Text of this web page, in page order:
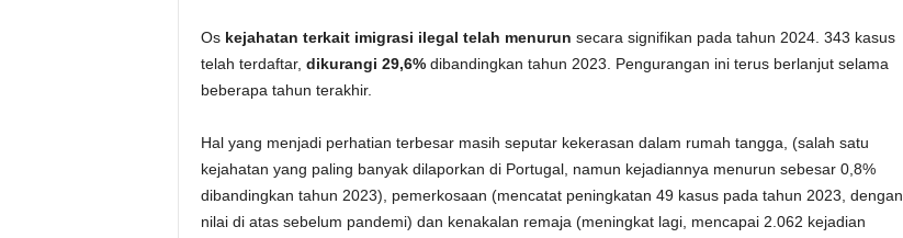
Oskejahatan terkait imigrasi ilegal telah menurun secara signifikan pada tahun 2024. 343 kasus
telah terdaftar, dikurangi 29,6%dibandingkan tahun 2023. Pengurangan ini terus berlanjut selama
beberapa tahun terakhir.
Hal yang menjadi perhatian terbesar masih seputar kekerasan dalam rumah tangga, (salah satu
kejahatan yang paling banyak dilaporkan di Portugal, namun kejadiannya menurun sebesar 0,8%
dibandingkan tahun 2023), pemerkosaan (mencatat peningkatan 49 kasus pada tahun 2023, dengan
nilai di atas sebelum pandemi) dan kenakalan remaja (meningkat lagi, mencapai 2.062 kejadian